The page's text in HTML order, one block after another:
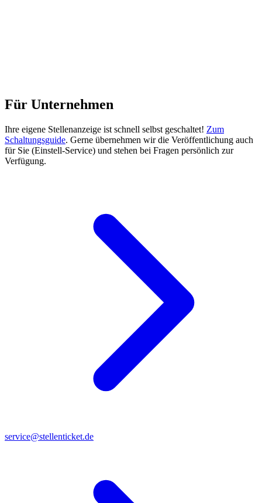
Für Unternehmen
Ihre eigene Stellenanzeige ist schnell selbst geschaltet! Zum
Schaltungsguide. Gerne übernehmen wir die Veröffentlichung auch
für Sie (Einstell-Service) und stehen bei Fragen persönlich zur
Verfügung.
service@stellenticket.de